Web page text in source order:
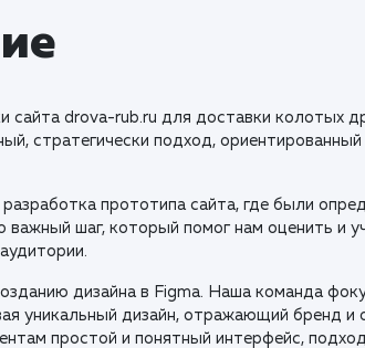
сайта drova-rub.ru для доставки колотых
стратегически подход,
прототипа сайта, где были
важный шаг, который помог нам оценить и
дизайна в Figma. Наша команда
уникальный дизайн, отражающий бренд и
простой и понятный интерфейс,